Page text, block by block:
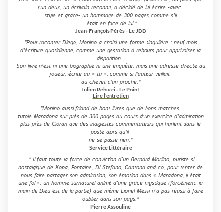
l'un deux, un écrivain reconnu, a décidé de lui écrire -avec
style et grâce- un hommage de 300 pages comme s'il
était en face de lui."
Jean-François Pérès - Le JDD
"Pour raconter Diego, Morlino a choisi une forme singulière : neuf mois
d'écriture quotidienne, comme une gestation à rebours pour apprivoiser la
disparition.
Son livre n'est ni une biographie ni une enquête, mais une adresse directe au
joueur, écrite au « tu », comme si l'auteur veillait
au chevet d'un proche."
Julien Rebucci - Le Point
Lire l'entretien
"Morlino aussi friand de bons livres que de bons matches
tutoie Maradona sur près de 300 pages au cours d'un exercice d'admiration
plus près de Cioran que des indigestes commentateurs qui hurlent dans le
poste alors qu'il
ne se passe rien."
Service Littéraire
" Il faut toute la force de conviction d’un Bernard Morlino, puriste si
nostalgique de Kopa, Fontaine, Di Stefano, Cantona and co, pour tenter de
nous faire partager son admiration, son émotion dans « Maradona, il était
une foi », un homme surnaturel animé d’une grâce mystique (forcément, la
main de Dieu est de la partie) que même Lionel Messi n’a pas réussi à faire
oublier dans son pays."
Pierre Assouline